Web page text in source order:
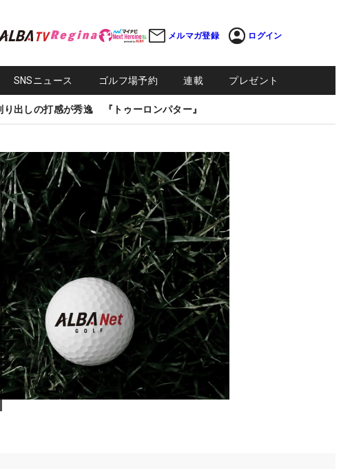
メルマガ登録 ログイン
SNSニュース ゴルフ場予約 連載 プレゼント
り出しの打感が秀逸 『トゥーロンパター』